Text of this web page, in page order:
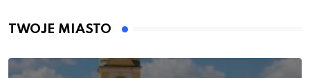
TWOJE MIASTO